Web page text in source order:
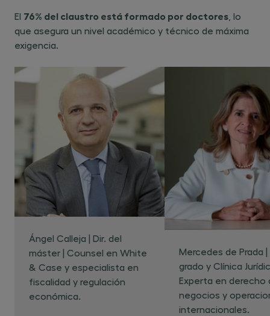
Competencias
CP01 - Analizar, interpretar y aplicar
normas jurídicas de distintas ramas del
ordenamiento para resolver supuestos
prácticos planteados en contextos
académicos y profesionales. TIPO:
Competencias.
CP02 - Argumentar y justificar decisiones
jurídicas de forma razonada, utilizando
normas, jurisprudencia y doctrina en
ejercicios escritos y orales. TIPO:
CP03 - Analizar y resolver casos jurídicos
complejos mediante la identificación de
hechos relevantes, la calificación jurídica y
la aplicación coherente del derecho
vigente. TIPO: Competencias.
El 76% del claustro está formado por doctores , lo
que asegura un nivel académico y técnico de máxima
exigencia.
Ángel Calleja | Dir. del
máster | Counsel en White
& Case y especialista en
fiscalidad y regulación
económica.
Mercedes de Prada |
grado y Clínica
Experta en derecho
negocios y
internacionales.